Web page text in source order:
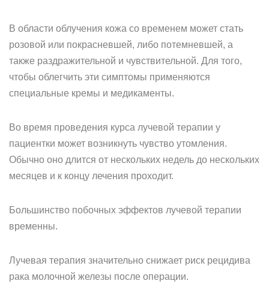
В области облучения кожа со временем может стать
розовой или покрасневшей, либо потемневшей, а
также раздражительной и чувствительной. Для того,
чтобы облегчить эти симптомы применяются
специальные кремы и медикаменты.
Во время проведения курса лучевой терапии у
пациентки может возникнуть чувство утомления.
Обычно оно длится от нескольких недель до нескольких
месяцев и к концу лечения проходит.
Большинство побочных эффектов лучевой терапии
временны.
Лучевая терапия значительно снижает риск рецидива
рака молочной железы после операции.